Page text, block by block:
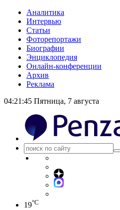
Аналитика
Интервью
Статьи
Фоторепортажи
Биографии
Энциклопедия
Онлайн-конференции
Архив
Реклама
04:21:46 Пятница, 7 августа
19°C